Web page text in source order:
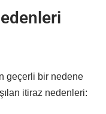
geçerli bir nedene
itiraz nedenleri: